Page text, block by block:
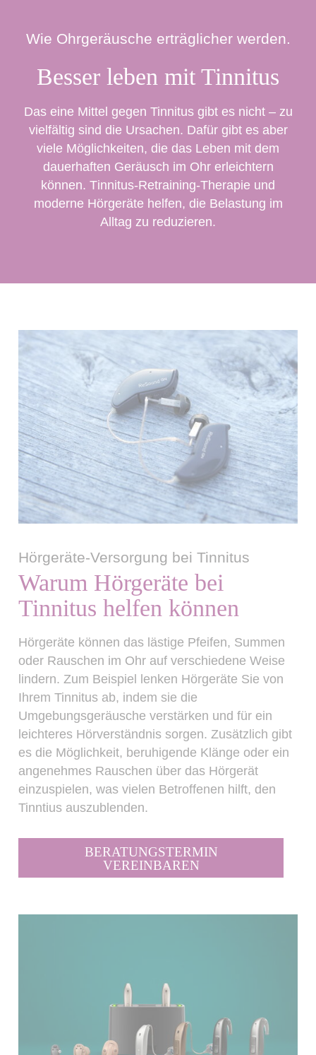
Wie Ohrgeräusche erträglicher werden.
Besser leben mit Tinnitus
Das eine Mittel gegen Tinnitus gibt es nicht – zu
vielfältig sind die Ursachen. Dafür gibt es aber
viele Möglichkeiten, die das Leben mit dem
dauerhaften Geräusch im Ohr erleichtern
können. Tinnitus-Retraining-Therapie und
moderne Hörgeräte helfen, die Belastung im
Alltag zu reduzieren.
Hörgeräte-Versorgung bei Tinnitus
Warum Hörgeräte bei
Tinnitus helfen können
Hörgeräte können das lästige Pfeifen, Summen
oder Rauschen im Ohr auf verschiedene Weise
lindern. Zum Beispiel lenken Hörgeräte Sie von
Ihrem Tinnitus ab, indem sie die
Umgebungsgeräusche verstärken und für ein
leichteres Hörverständnis sorgen. Zusätzlich gibt
es die Möglichkeit, beruhigende Klänge oder ein
angenehmes Rauschen über das Hörgerät
einzuspielen, was vielen Betroffenen hilft, den
Tinntius auszublenden.
BERATUNGSTERMIN
VEREINBAREN